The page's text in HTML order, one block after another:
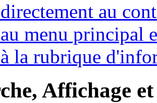
au
menu principal
la rubrique
Affichage